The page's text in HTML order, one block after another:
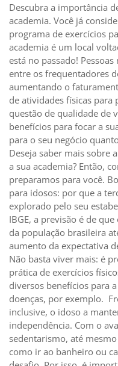
Descubra a importância
academia. Você já
programa de exercícios
academia é um local
está no passado!
entre os frequentadores
aumentando o
de atividades físicas para
questão de qualidade de
benefícios para focar a
para o seu negócio
Deseja saber mais sobre
a sua academia? Então,
preparamos para você.
para idosos: por que a
explorado pelo seu
IBGE, a previsão é de
da população brasileira
aumento da expectativa
Não basta viver mais: é
prática de exercícios
diversos benefícios para
doenças, por exemplo.
inclusive, o idoso a
independência. Com o
sedentarismo, até
como ir ao banheiro ou